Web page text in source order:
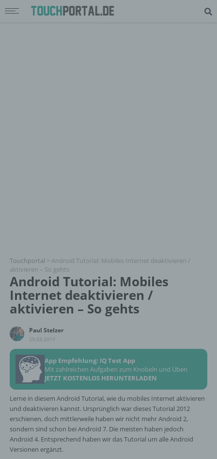
Touchportal > Android Tutorial: Mobiles Internet deaktivieren /
aktivieren – So gehts
Android Tutorial: Mobiles
Internet deaktivieren /
aktivieren – So gehts
Paul Stelzer
29.03.2017
App Empfehlung: IQ Test App
Mit zahlreichen Aufgaben zum Knobeln und Üben
JETZT KOSTENLOS HERUNTERLADEN
Lerne in diesem Android Tutorial, wie du mobiles Internet aktivieren
und deaktivieren kannst. Ursprünglich war dieses Tutorial 2012
erschienen, doch mittlerweile haben wir nicht mehr Android 2,
sondern sind schon bei Android 7. Die meisten haben jedoch
Android 4. Entsprechend haben wir das Tutorial um alle Android
Versionen ergänzt.